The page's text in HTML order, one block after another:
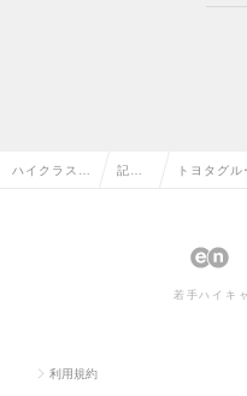
ハイクラス求 記事 トヨタグ
若手ハイキ
利用規約